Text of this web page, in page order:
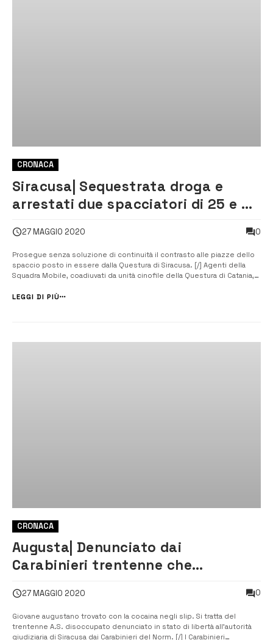
CRONACA
Siracusa| Sequestrata droga e
arrestati due spacciatori di 25 e 21
27 MAGGIO 2020 0
Prosegue senza soluzione di continuità il contrasto alle piazze dello
spaccio posto in essere dalla Questura di Siracusa. [/] Agenti della
Squadra Mobile, coadiuvati da unità cinofile della Questura di Catania,
Serino, anch’egli siracusano, di 25 anni, entrambi già noti alle...
LEGGI DI PIÙ
CRONACA
Augusta| Denunciato dai
Carabinieri trentenne che
27 MAGGIO 2020 0
Giovane augustano trovato con la cocaina negli slip. Si tratta del
trentenne A.S. disoccupato denunciato in stato di libertà all’autorità
giudiziaria di Siracusa dai Carabinieri del Norm. [/] I Carabinieri